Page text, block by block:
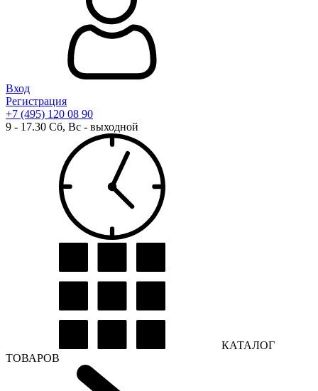
Вход
Регистрация
+7 (495) 120 08 90
9 - 17.30 Сб, Вс - выходной
КАТАЛОГ
ТОВАРОВ